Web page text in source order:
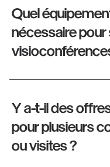
Quel
nécessaire pour
Y a-t-il des
pour plusieurs
ou visites ?